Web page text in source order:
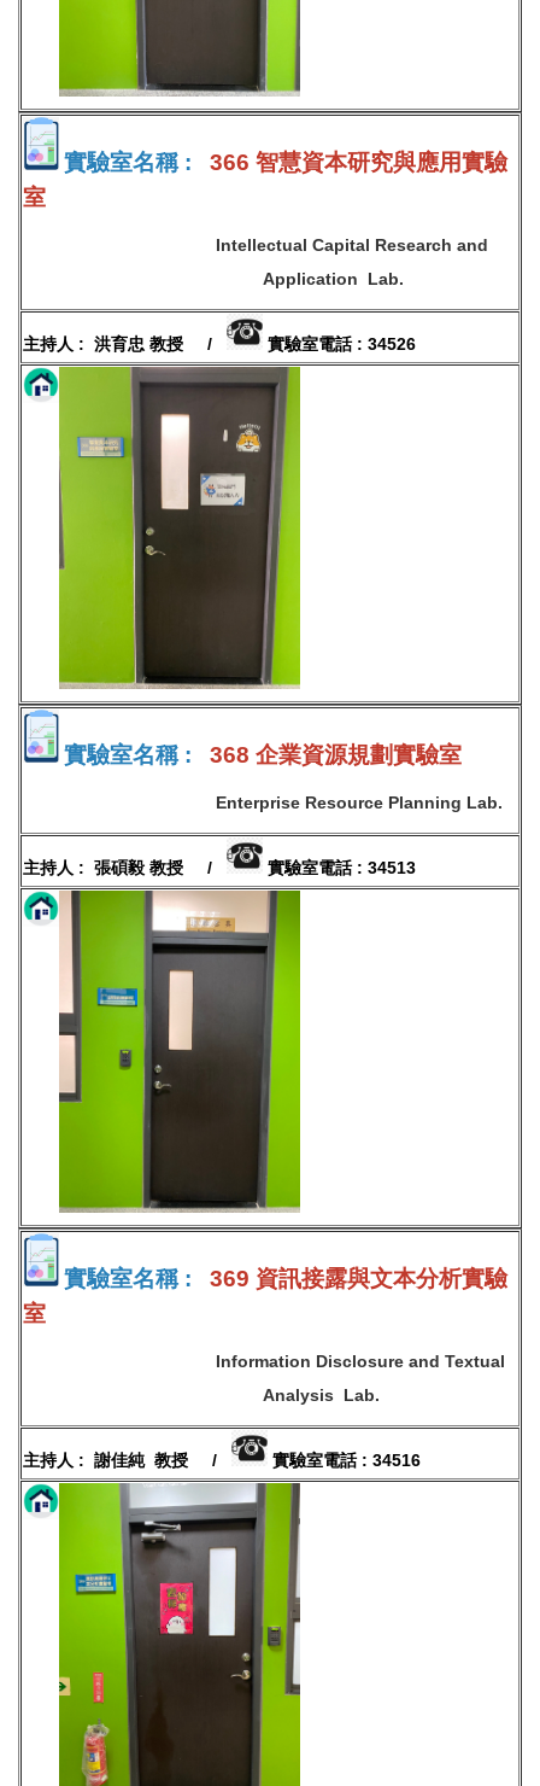
實驗室名稱 : 366 智慧資本研究與應用實驗
室
Intellectual Capital Research and
Application Lab.
主持人 : 洪育忠 教授 / 實驗室電話 : 34526
實驗室名稱 : 368 企業資源規劃實驗室
Enterprise Resource Planning Lab.
主持人 : 張碩毅 教授 / 實驗室電話 : 34513
實驗室名稱 : 369 資訊接露與文本分析實驗
室
Information Disclosure and Textual
Analysis Lab.
主持人 : 謝佳純 教授 / 實驗室電話 : 34516